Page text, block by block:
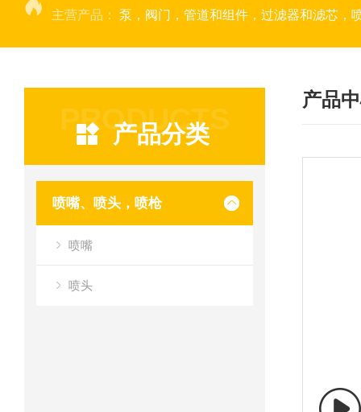
主营产品： 泵，阀门，管道和组件，过滤器和滤芯，
PRODUCTS
产品分类
喷嘴、喷头，喷枪
喷嘴
喷头
产品